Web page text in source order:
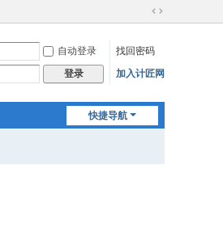
切
到
宽
自动登录
找回密码
登录 加入计匠网
快捷导航